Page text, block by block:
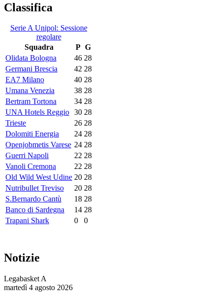
Classifica
Serie A Unipol: Sessione
regolare
Squadra
P G
Olidata Bologna
46 28
Germani Brescia
42 28
EA7 Milano
40 28
Umana Venezia
38 28
Bertram Tortona
34 28
UNA Hotels Reggio 30 28
Trieste
26 28
Dolomiti Energia
24 28
Openjobmetis Varese 24 28
Guerri Napoli
22 28
Vanoli Cremona
22 28
Old Wild West Udine 20 28
Nutribullet Treviso
20 28
S.Bernardo Cantù
18 28
Banco di Sardegna
14 28
Trapani Shark
0 0
Notizie
Legabasket A
martedì 4 agosto 2026